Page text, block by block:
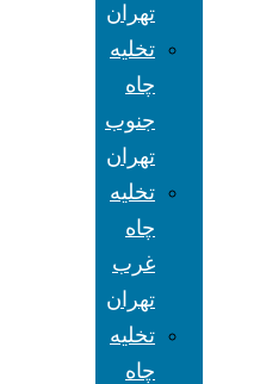
تهران
تخلیه
چاه
جنوب
تهران
تخلیه
چاه
غرب
تهران
تخلیه
چاه